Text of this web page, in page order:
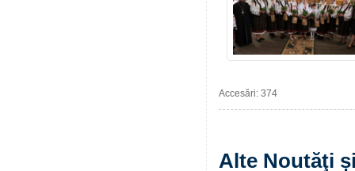
Accesări: 374
Alte Noutăţi